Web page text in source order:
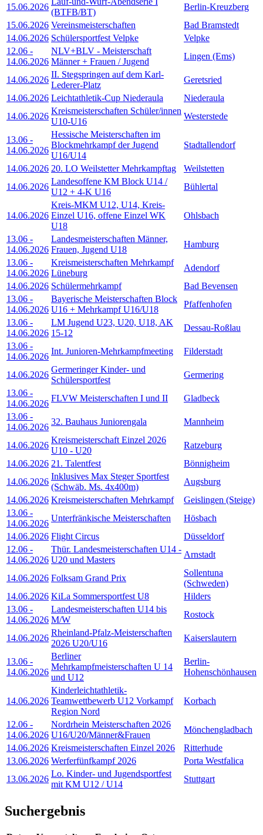
15.06.2026
(BTFB/BT)
Berlin-Kreuzberg
15.06.2026 Vereinsmeisterschaften
Bad Bramstedt
14.06.2026 Schülersportfest Velpke
Velpke
12.06 -
14.06.2026
NLV+BLV - Meisterschaft
Männer + Frauen / Jugend
Lingen (Ems)
14.06.2026
II. Stegspringen auf dem Karl-
Lederer-Platz
Geretsried
14.06.2026 Leichtathletik-Cup Niederaula
Niederaula
14.06.2026
Kreismeisterschaften Schüler/innen
U10-U16
Westerstede
13.06 -
14.06.2026
Hessische Meisterschaften im
Blockmehrkampf der Jugend
U16/U14
Stadtallendorf
14.06.2026 20. LO Weilstetter Mehrkampftag
Weilstetten
14.06.2026
Landesoffene KM Block U14 /
U12 + 4-K U16
Bühlertal
14.06.2026
Kreis-MKM U12, U14, Kreis-
Einzel U16, offene Einzel WK
U18
Ohlsbach
13.06 -
14.06.2026
Landesmeisterschaften Männer,
Frauen, Jugend U18
Hamburg
13.06 -
14.06.2026
Kreismeisterschaften Mehrkampf
Lüneburg
Adendorf
14.06.2026 Schülermehrkampf
Bad Bevensen
13.06 -
14.06.2026
Bayerische Meisterschaften Block
U16 + Mehrkampf U16/U18
Pfaffenhofen
13.06 -
14.06.2026
LM Jugend U23, U20, U18, AK
15-12
Dessau-Roßlau
13.06 -
14.06.2026
Int. Junioren-Mehrkampfmeeting Filderstadt
14.06.2026
Germeringer Kinder- und
Schülersportfest
Germering
13.06 -
14.06.2026
FLVW Meisterschaften I und II
Gladbeck
13.06 -
14.06.2026
32. Bauhaus Juniorengala Mannheim
14.06.2026
Kreismeisterschaft Einzel 2026
U10 - U20
Ratzeburg
14.06.2026 21. Talentfest
Bönnigheim
14.06.2026
Inklusives Max Steger Sportfest
(Schwäb. Ms. 4x400m)
Augsburg
14.06.2026 Kreismeisterschaften Mehrkampf
Geislingen (Steige)
13.06 -
14.06.2026
Unterfränkische Meisterschaften
Hösbach
14.06.2026 Flight Circus
Düsseldorf
12.06 -
14.06.2026
Thür. Landesmeisterschaften U14 -
U20 und Masters
Arnstadt
14.06.2026 Folksam Grand Prix
Sollentuna
(Schweden)
14.06.2026 KiLa Sommersportfest U8
Hilders
13.06 -
14.06.2026
Landesmeisterschaften U14 bis
M/W
Rostock
14.06.2026
Rheinland-Pfalz-Meisterschaften
2026 U20/U16
Kaiserslautern
13.06 -
14.06.2026
Berliner
Mehrkampfmeisterschaften U 14
und U12
Berlin-
Hohenschönhausen
14.06.2026
Kinderleichtathletik-
Teamwettbewerb U12 Vorkampf
Region Nord
Korbach
12.06 -
14.06.2026
Nordrhein Meisterschaften 2026
U16/U20/Männer&Frauen
Mönchengladbach
14.06.2026 Kreismeisterschaften Einzel 2026
Ritterhude
13.06.2026 Werferfünfkampf 2026
Porta Westfalica
13.06.2026
Lo. Kinder- und Jugendsportfest
mit KM U12 / U14
Stuttgart
Suchergebnis